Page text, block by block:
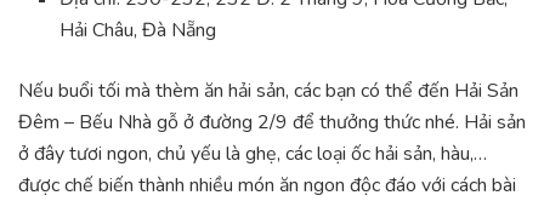
Hải Châu, Đà Nẵng
Nếu buổi tối mà thèm ăn hải sản, các bạn có thể đến Hải Sản
Đêm – Bếu Nhà gỗ ở đường 2/9 để thưởng thức nhé. Hải sản
ở đây tươi ngon, chủ yếu là ghẹ, các loại ốc hải sản, hàu,…
được chế biến thành nhiều món ăn ngon độc đáo với cách bài